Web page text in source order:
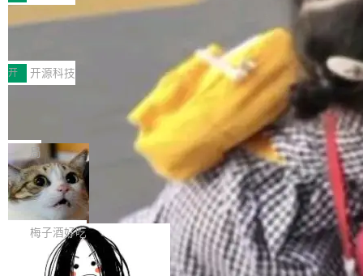
ENT，实现零拷贝传输性能提升30%、非零拷贝
传输性能最高提升5倍。UCL-MPComm底层基
于自研UCL-Engine通信引擎，后续腾讯网平将
持续开源更多基于UCL-Engine的高性能通信组
件。 腾讯网平团队在UCL-MPComm中实现了一
个独立于业务线程的全局通信引擎（Engine），
开源 AI 编程平台 CoStrict 应用”凭借卓越的技术
创新与落地成效成功入选。 全链路私有化部署，
助力企业AI研发安全落地 当前，越来越多企业已
经开始引入 AI Coding 工具，通过调用公有云模
型或企业内部部署模型提升研发效率。但随着 AI
Coding 从个人辅助工具逐步走向团队级、组织
级应用，企业在规模化落地过程中，对安全性、
可控性和代码质量提出了更高要求。 首先是数据
安全与合规要求。对于大多数普通研发场景，公
有云模型能够满足快速试用和效率提升的需求。
但对于金融、能源、医疗等对数据安全要求较...
深信服AI算力网关入选工信部人工智能
前不久，工业和信息化部正式发布《2025年人工
智能应用典型案例名单》，集中展示人工智能在
各领域的应用成果，覆盖技术底座、行业赋能、
产品应用、支撑保障、专题等五大方向。深信服
AI算力网关（AI创新平台）成功入选！ 随着各行
各业的Agent走向规模化建设，算力构成形态逐
渐丰富，用户关注的重点也在发生变化：不只是
让AI用起来，还要进一步看清混合算力时代下，
Token花在哪里、算力是否被充分利用，以及持
续增长的AI成本该如何优化。 深信服AI算力网关
正是围绕这些实际问题，从Token治理和成本治
理两个方面，让用户的每一份算力都看得清、管
开 开源科技
Jeff Dean 离开 Google：一个时代的结
束，一个实验室的开始
Google 员工编号 20。MapReduce 作者之一。
Bigtable 作者之一。TensorFlow 的作者之一。
Gemini 的架构师。Google 首席科学家。 Jeff D
ean 在 Google 工作了 27 年后，宣布离职。 他
不是一个人走。一同离开的还有 Sanjay Ghema
wat（Google 员工编号 23，Jeff Dean 二十多
年的编程搭档，MapReduce 和 Bigtable 的共同
作者）、Quoc Le（Google 大脑核心成员，Se
局
🔥 SolonCode v2026.8.4 发布：界面
字体可调、22 种语言、记忆搜索增强
打开终端就能上岗的全中文编码智能体，这一轮
把「看得清、用母语、记得住」三件事一次补
齐。 SolonCode 是什么 SolonCode 是杭州无
耳科技研发的企业级终端编码智能体——一位全
梅子酒好吃
让“代码语义理解”深度释放AI Coding